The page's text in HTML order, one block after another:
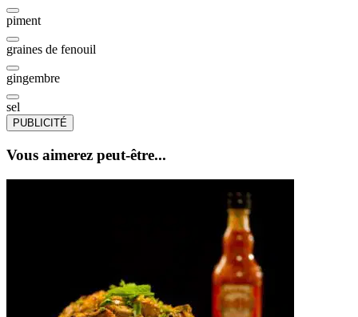
piment
graines de fenouil
gingembre
sel
PUBLICITÉ
Vous aimerez peut-être...